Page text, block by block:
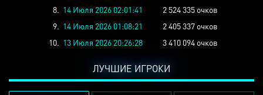
8. 14 Июля 2026 02:01:41
2 524 335 очков
9. 14 Июля 2026 01:08:21
2 405 337 очков
10. 13 Июля 2026 20:26:28 3 410 094 очков
ЛУЧШИЕ ИГРОКИ